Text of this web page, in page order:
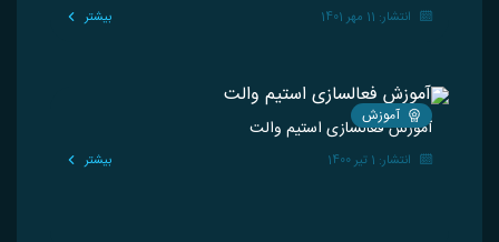
انتشار: 11 مهر 1401 بیشتر
آموزش
آموزش فعالسازی استیم والت
انتشار: 1 تیر 1400 بیشتر